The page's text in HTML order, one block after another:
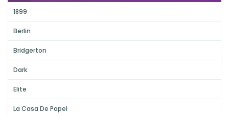
1899
Berlin
Bridgerton
Dark
Elite
La Casa De Papel